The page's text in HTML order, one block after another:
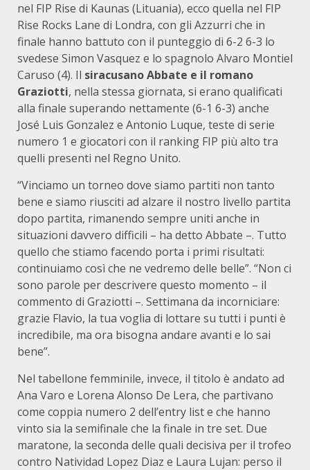
nel FIP Rise di Kaunas (Lituania), ecco quella nel FIP
Rise Rocks Lane di Londra, con gli Azzurri che in
finale hanno battuto con il punteggio di 6-2 6-3 lo
svedese Simon Vasquez e lo spagnolo Alvaro Montiel
Caruso (4). Il siracusano Abbate e il romano
Graziotti, nella stessa giornata, si erano qualificati
alla finale superando nettamente (6-1 6-3) anche
José Luis Gonzalez e Antonio Luque, teste di serie
numero 1 e giocatori con il ranking FIP più alto tra
quelli presenti nel Regno Unito.
“Vinciamo un torneo dove siamo partiti non tanto
bene e siamo riusciti ad alzare il nostro livello partita
dopo partita, rimanendo sempre uniti anche in
situazioni davvero difficili – ha detto Abbate –. Tutto
quello che stiamo facendo porta i primi risultati:
continuiamo così che ne vedremo delle belle”. “Non ci
sono parole per descrivere questo momento – il
commento di Graziotti –. Settimana da incorniciare:
grazie Flavio, la tua voglia di lottare su tutti i punti è
incredibile, ma ora bisogna andare avanti e lo sai
bene”.
Nel tabellone femminile, invece, il titolo è andato ad
Ana Varo e Lorena Alonso De Lera, che partivano
come coppia numero 2 dell’entry list e che hanno
vinto sia la semifinale che la finale in tre set. Due
maratone, la seconda delle quali decisiva per il trofeo
contro Natividad Lopez Diaz e Laura Lujan: perso il